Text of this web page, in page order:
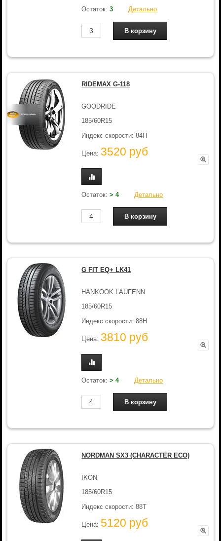
Остаток:3 Детально
RIDEMAX G-118
GOODRIDE
185/60R15
Индекс скорости: 84H
Цена: 3520 руб
Остаток:> 4 Детально
G FIT EQ+ LK41
HANKOOK LAUFENN
185/60R15
Индекс скорости: 88H
Цена: 3810 руб
Остаток:> 4 Детально
NORDMAN SX3 (CHARACTER ECO)
IKON
185/60R15
Индекс скорости: 88T
Цена: 5120 руб